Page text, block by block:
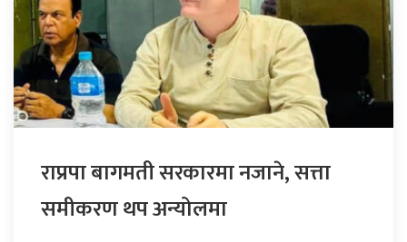
राप्रपा बागमती सरकारमा नजाने, सत्ता
समीकरण थप अन्योलमा